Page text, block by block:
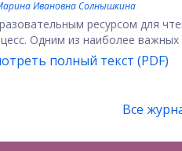
Ивановна Солнышкина
ресурсом для
Одним из наиболее
полный текст (PDF)
Все